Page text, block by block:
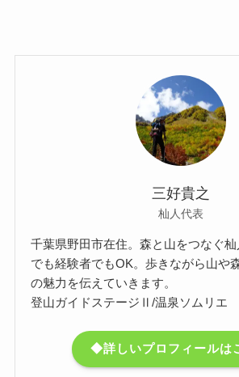
三好貴之
杣人代表
千葉県野田市在住。森と山をつなぐ
でも経験者でもOK。歩きながら山や
の魅力を伝えていきます。
登山ガイドステージⅡ/温泉ソムリエ
◆詳しいプロフィールは